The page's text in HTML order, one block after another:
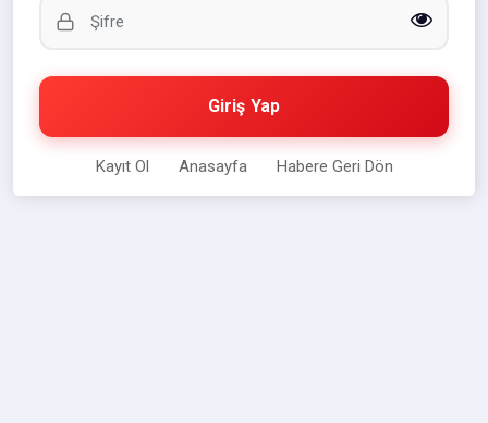
Giriş Yap
Kayıt Ol Anasayfa Habere Geri Dön